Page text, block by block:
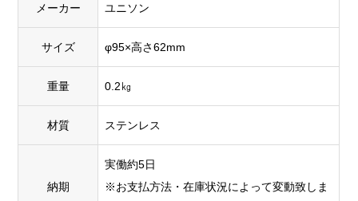
メーカー ユニソン
サイズ φ95×高さ62mm
重量 0.2㎏
材質 ステンレス
納期
実働約5日
※お支払方法・在庫状況によって変動致しま